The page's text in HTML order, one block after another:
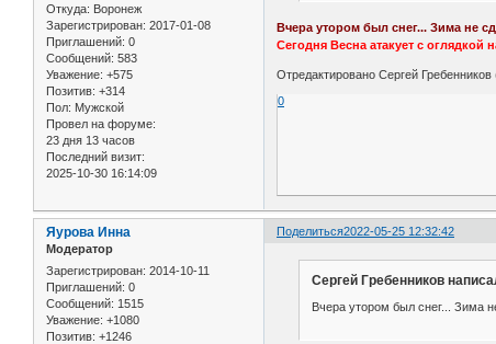
Откуда: Воронеж
Зарегистрирован: 2017-01-08
Приглашений: 0
Сообщений: 583
Уважение: +575
Позитив: +314
Пол: Мужской
Провел на форуме:
23 дня 13 часов
Последний визит:
2025-10-30 16:14:09
Вчера утором был снег... Зима не
Сегодня Весна атакует с оглядкой
Отредактировано Сергей
0
Поделиться2022-05-25 12:32:42
Яурова Инна
Модератор
Зарегистрирован: 2014-10-11
Приглашений: 0
Сообщений: 1515
Уважение: +1080
Позитив: +1246
Сергей Гребенников
Вчера утором был снег... Зима